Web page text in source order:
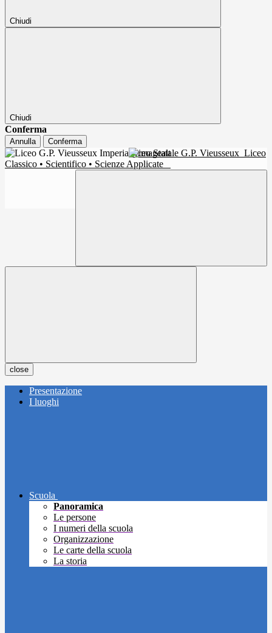
Chiudi
Chiudi
Conferma
Annulla Conferma
Liceo Statale G.P. Vieusseux Liceo
Classico • Scientifico • Scienze Applicate
close
Presentazione
I luoghi
Scuola
Panoramica
Le persone
I numeri della scuola
Organizzazione
Le carte della scuola
La storia